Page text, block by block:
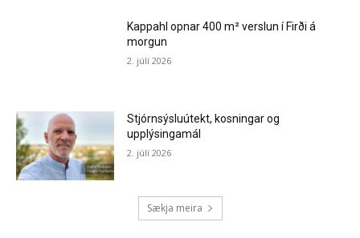
Kappahl opnar 400 m² verslun í Firði á
morgun
2. júlí 2026
Stjórnsýsluútekt, kosningar og
upplýsingamál
2. júlí 2026
Sækja meira